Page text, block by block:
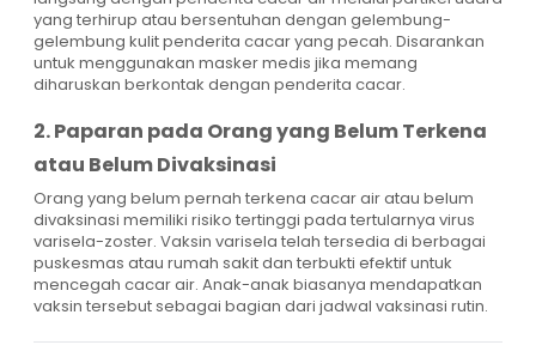
yang terhirup atau bersentuhan dengan gelembung-
gelembung kulit penderita cacar yang pecah. Disarankan
untuk menggunakan masker medis jika memang
diharuskan berkontak dengan penderita cacar.
2. Paparan pada Orang yang Belum Terkena
atau Belum Divaksinasi
Orang yang belum pernah terkena cacar air atau belum
divaksinasi memiliki risiko tertinggi pada tertularnya virus
varisela-zoster. Vaksin varisela telah tersedia di berbagai
puskesmas atau rumah sakit dan terbukti efektif untuk
mencegah cacar air. Anak-anak biasanya mendapatkan
vaksin tersebut sebagai bagian dari jadwal vaksinasi rutin.